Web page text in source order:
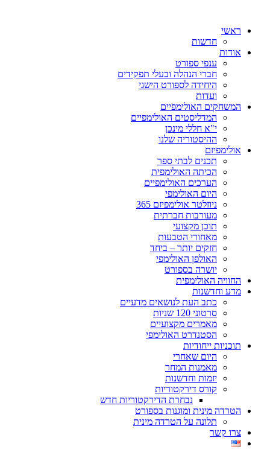
ראשי
חדשות
אודות
ענפי ספורט
חברי הנהלה ובעלי תפקידים
היחידה לספורט הישגי
ועדות
המשחקים האולימפיים
המדליסטים האולימפיים
י"א חללי מינכן
ההיסטוריה שלנו
אולימפיזם
תכנים לבתי ספר
הכיתה האולימפית
הערכים האולימפיים
היום האולימפי
ניוזלטר אולימפיזם 365
מעורבות חברתית
תוכן מקצועי
מאחורי הטבעות
חזקים יותר – ביחד
האולפן האולימפי
יושרה בספורט
החוויה האולימפית
מדע וחדשנות
כתב העת לנושאים מדעיים
סרטוני 120 שניות
מאמרים מקצועיים
הסטנדרט האולימפי
תוכניות ייחודיות
היום שאחרי
מאמנות המחר
יזמות וחדשנות
קורס דירקטוריות
נבחרת הדירקטוריות חדש
הטרדה מינית ומוגנות בספורט
תלונה על הטרדה מינית
צרו קשר